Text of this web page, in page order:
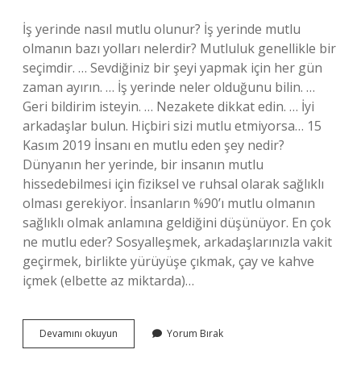
İş yerinde nasıl mutlu olunur? İş yerinde mutlu
olmanın bazı yolları nelerdir? Mutluluk genellikle bir
seçimdir. … Sevdiğiniz bir şeyi yapmak için her gün
zaman ayırın. … İş yerinde neler olduğunu bilin. …
Geri bildirim isteyin. … Nezakete dikkat edin. … İyi
arkadaşlar bulun. Hiçbiri sizi mutlu etmiyorsa… 15
Kasım 2019 İnsanı en mutlu eden şey nedir?
Dünyanın her yerinde, bir insanın mutlu
hissedebilmesi için fiziksel ve ruhsal olarak sağlıklı
olması gerekiyor. İnsanların %90’ı mutlu olmanın
sağlıklı olmak anlamına geldiğini düşünüyor. En çok
ne mutlu eder? Sosyalleşmek, arkadaşlarınızla vakit
geçirmek, birlikte yürüyüşe çıkmak, çay ve kahve
içmek (elbette az miktarda)…
Devamını okuyun
Bir
Yorum Bırak